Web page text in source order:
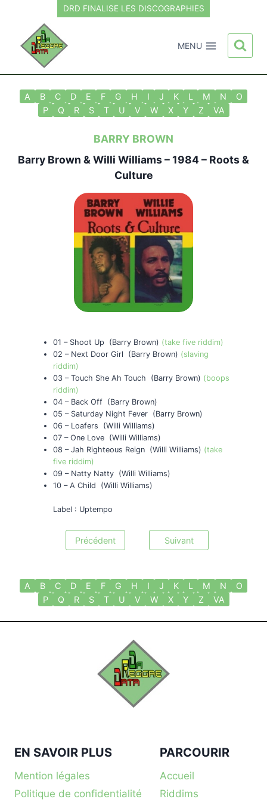
contenu
DRD FINALISE LES DISCOGRAPHIES
MENU
A B C D E F G H I J K L M N
O
P
Q R S T U V W X Y Z VA
BARRY BROWN
Barry Brown & Willi Williams – 1984 – Roots &
Culture
01 – Shoot Up (Barry Brown) (take five riddim)
02 – Next Door Girl (Barry Brown) (slaving
riddim)
03 – Touch She Ah Touch (Barry Brown) (boops
riddim)
04 – Back Off (Barry Brown)
05 – Saturday Night Fever (Barry Brown)
06 – Loafers (Willi Williams)
07 – One Love (Willi Williams)
08 – Jah Righteous Reign (Willi Williams) (take
five riddim)
09 – Natty Natty (Willi Williams)
10 – A Child (Willi Williams)
Label : Uptempo
Précédent Suivant
A B C D E F G H I J K L M N
O
P
Q R S T U V W X Y Z VA
EN SAVOIR PLUS
Mention légales
Politique de confidentialité
PARCOURIR
Accueil
Riddims